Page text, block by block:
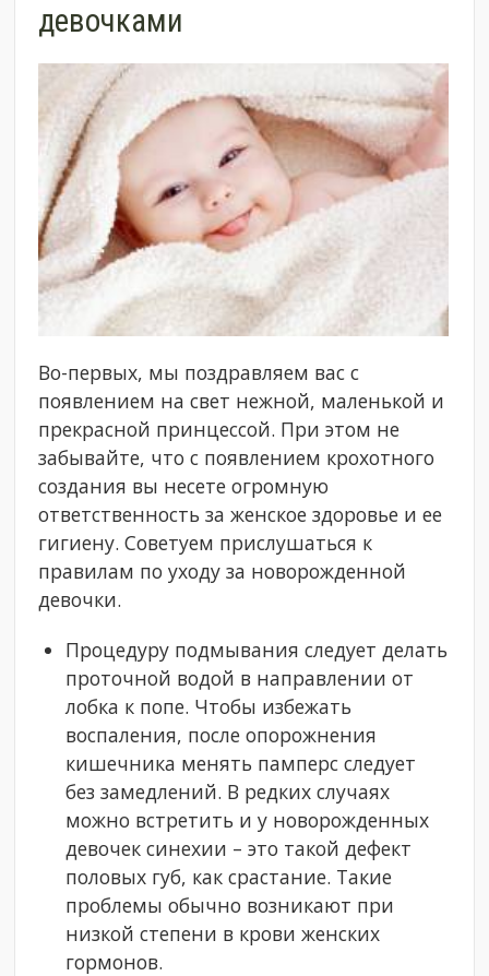
девочками
Во-первых, мы поздравляем вас с
появлением на свет нежной, маленькой и
прекрасной принцессой. При этом не
забывайте, что с появлением крохотного
создания вы несете огромную
ответственность за женское здоровье и ее
гигиену. Советуем прислушаться к
правилам по уходу за новорожденной
девочки.
Процедуру подмывания следует делать
проточной водой в направлении от
лобка к попе. Чтобы избежать
воспаления, после опорожнения
кишечника менять памперс следует
без замедлений. В редких случаях
можно встретить и у новорожденных
девочек синехии – это такой дефект
половых губ, как срастание. Такие
проблемы обычно возникают при
низкой степени в крови женских
гормонов.